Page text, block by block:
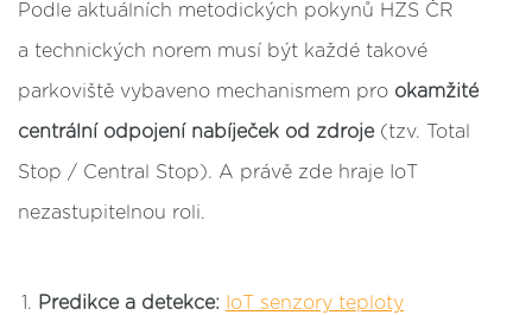
Podle aktuálních metodických pokynů HZS ČR
a technických norem musí být každé takové
parkoviště vybaveno mechanismem pro okamžité
centrální odpojení nabíječek od zdroje (tzv. Total
Stop / Central Stop). A právě zde hraje IoT
nezastupitelnou roli.
Predikce a detekce:
IoT senzory teploty